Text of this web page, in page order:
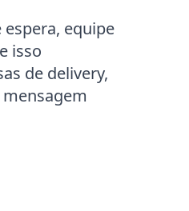
equipe
isso
de delivery,